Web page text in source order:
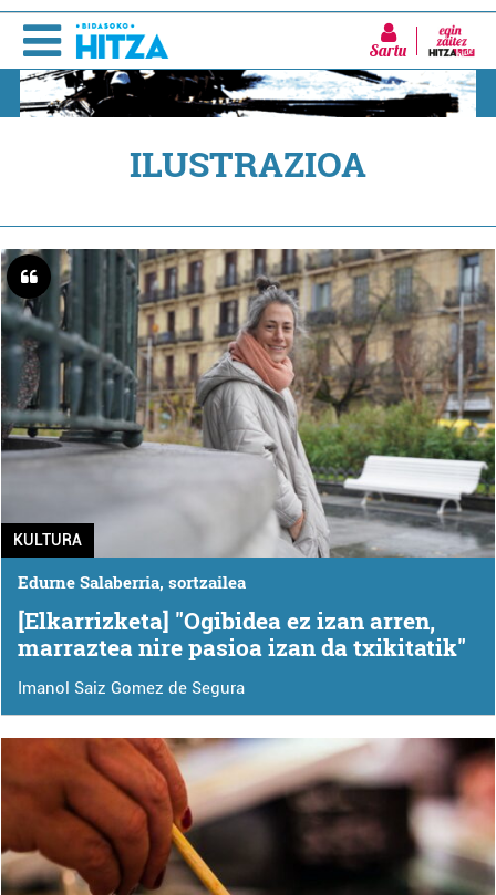
Sartu
ILUSTRAZIOA
KULTURA
Edurne Salaberria, sortzailea
[Elkarrizketa] "Ogibidea ez izan arren,
marraztea nire pasioa izan da txikitatik"
Imanol Saiz Gomez de Segura